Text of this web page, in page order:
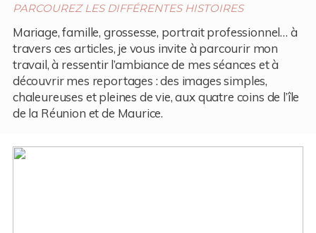
PARCOUREZ LES DIFFÉRENTES HISTOIRES
Mariage, famille, grossesse, portrait professionnel… à
travers ces articles, je vous invite à parcourir mon
travail, à ressentir l’ambiance de mes séances et à
découvrir mes reportages : des images simples,
chaleureuses et pleines de vie, aux quatre coins de l’île
de la Réunion et de Maurice.